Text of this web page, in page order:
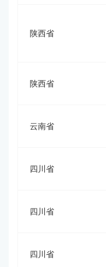
陕西省
陕西省
云南省
四川省
四川省
四川省